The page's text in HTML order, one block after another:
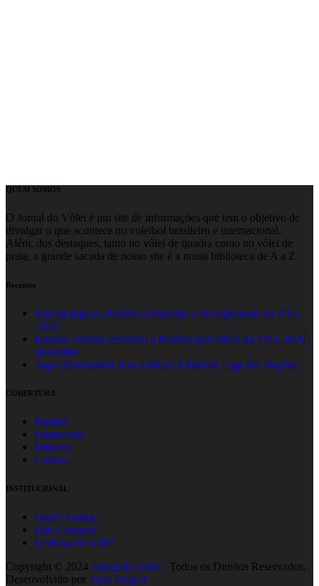
QUEM SOMOS
O Jornal do Vôlei é um site de informações que tem o objetivo de
divulgar o que acontece no voleibol brasileiro e internacional.
Além, dos destaques, tanto no vôlei de quadra como no vôlei de
praia, a grande sacada de nosso site é a nossa biblioteca de A a Z
Recentes
Em um jogaço, Polônia conquista o tricampeonato da VNL
2026
Estados Unidos desafiam a Polônia pelo título da VNL 2026
masculina
Jogo emocionante leva o Brasil à final da Liga das Nações
COBERTURA
Paulista
Paranaense
Mineiro
Carioca
INSTITUCIONAL
Quem Somos
Fale Conosco
Notícias do Vôlei
Copyright © 2024 Jornal do Vôlei - Todos os Direitos Reservados.
Desenvolvido por Pixel Project